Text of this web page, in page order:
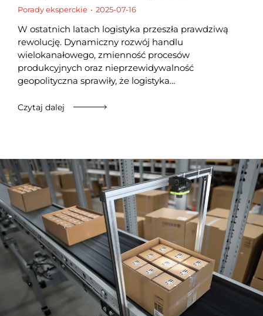
Porady eksperckie 2025-07-16
W ostatnich latach logistyka przeszła prawdziwą
rewolucję. Dynamiczny rozwój handlu
wielokanałowego, zmienność procesów
produkcyjnych oraz nieprzewidywalność
geopolityczna sprawiły, że logistyka…
Czytaj dalej